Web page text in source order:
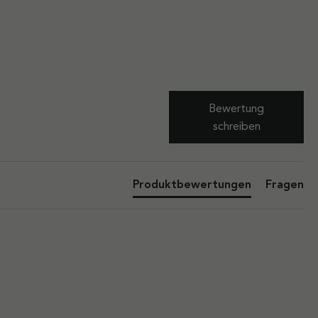
Bewertung
schreiben
Produktbewertungen Fragen